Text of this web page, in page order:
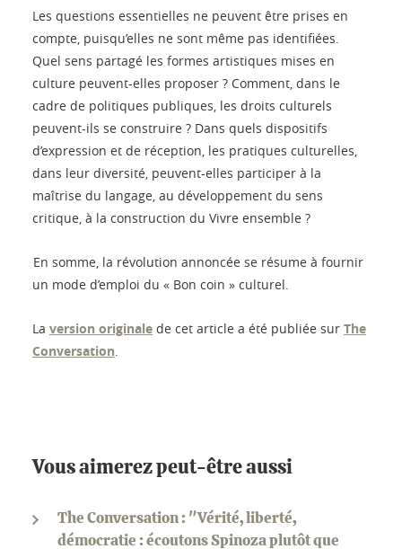
Les questions essentielles ne peuvent être prises en
compte, puisqu’elles ne sont même pas identifiées.
Quel sens partagé les formes artistiques mises en
culture peuvent-elles proposer ? Comment, dans le
cadre de politiques publiques, les droits culturels
peuvent-ils se construire ? Dans quels dispositifs
d’expression et de réception, les pratiques culturelles,
dans leur diversité, peuvent-elles participer à la
maîtrise du langage, au développement du sens
critique, à la construction du Vivre ensemble ?
En somme, la révolution annoncée se résume à fournir
un mode d’emploi du « Bon coin » culturel.
La version originale de cet article a été publiée sur The
Conversation.
Vous aimerez peut-être aussi
The Conversation : "Vérité, liberté,
démocratie : écoutons Spinoza plutôt que